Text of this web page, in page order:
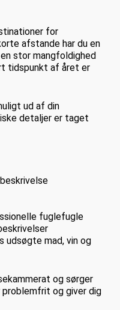
for
afstande har du en
stor mangfoldighed
tidspunkt af året er
ud af din
detaljer er taget
fuglefugle
udsøgte mad, vin og
og sørger
og giver dig